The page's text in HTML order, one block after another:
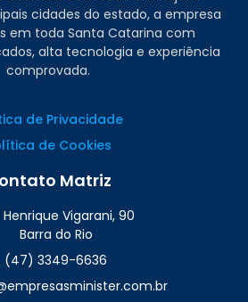
cidades do estado, a empresa
em toda Santa Catarina com
alta tecnologia e experiência
comprovada.
de Privacidade
de Cookies
Matriz
Henrique Vigarani, 90
Barra do Rio
(47) 3349-6636